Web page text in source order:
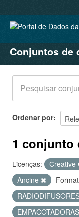
CONJUNTOS DE
ORGANIZAÇÕES
GRUPOS
SOBRE
Conjuntos de
Ordenar por
1 conjunto
Licenças: Creative
Ancine
RADIODIFUSORES
EMPACOTADORAS